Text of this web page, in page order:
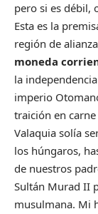
pero si es débil,
Esta es la
región de
moneda
la
imperio
traición en
Valaquia solía
los húngaros,
de nuestros
Sultán Murad II
musulmana. Mi